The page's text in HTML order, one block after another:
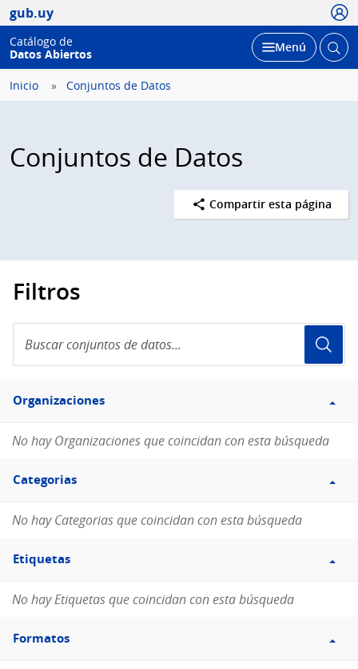
gub.uy
Catálogo de
Datos Abiertos
Desplegar
Menú Abrir
Inicio Conjuntos de Datos
Conjuntos de Datos
Compartir esta página
Filtros
conjuntos
de
Filtro
Organizaciones
Organizaciones
No hay Organizaciones que coincidan con esta búsqueda
Filtro
Categorias
Categorias
No hay Categorias que coincidan con esta búsqueda
Filtro
Etiquetas
Etiquetas
No hay Etiquetas que coincidan con esta búsqueda
Filtro
Formatos
Formatos